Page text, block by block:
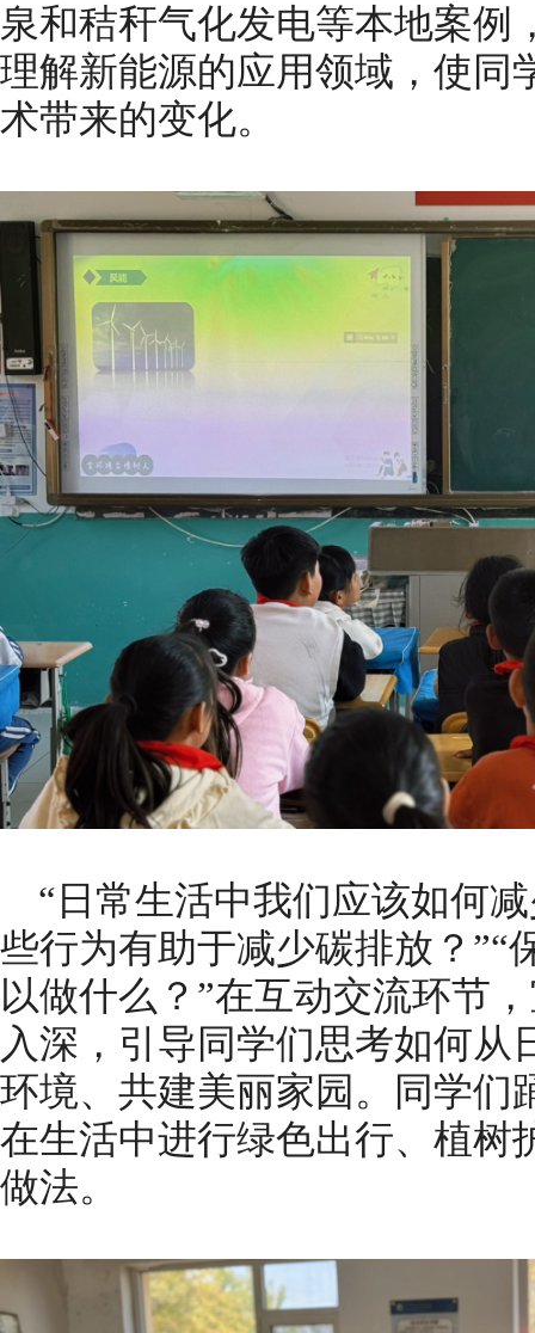
泉和秸秆气化发电等本地案例
理解新能源的应用领域，使同
术带来的变化。
“日常生活中我们应该如何
些行为有助于减少碳排放？”“
以做什么？”在互动交流环节
入深，引导同学们思考如何从
环境、共建美丽家园。同学们
在生活中进行绿色出行、植树
做法。